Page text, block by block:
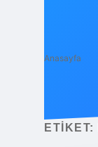
Anasayfa
ETIKET: